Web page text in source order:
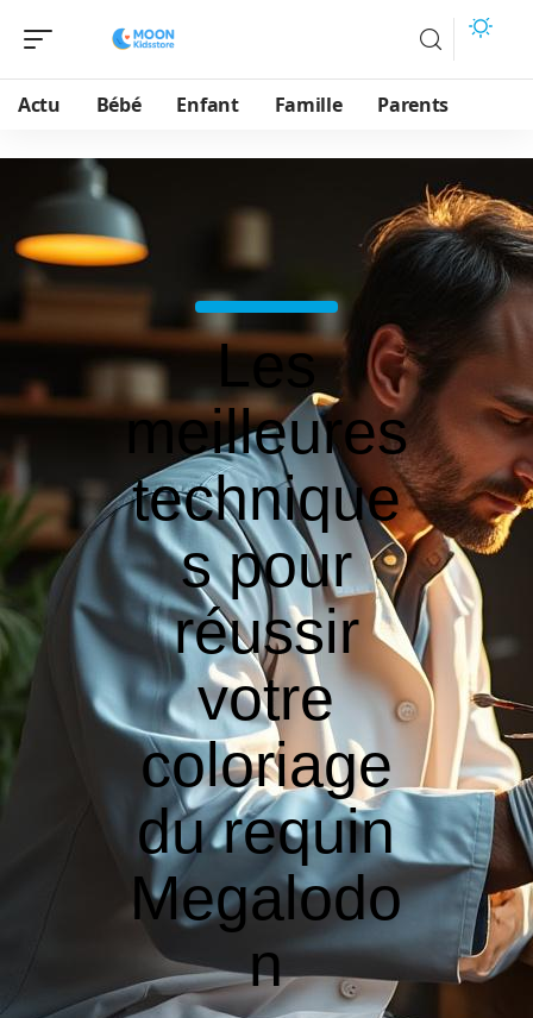
Actu Bébé Enfant Famille Parents
Les
meilleures
technique
s pour
réussir
votre
coloriage
du requin
Megalodo
n